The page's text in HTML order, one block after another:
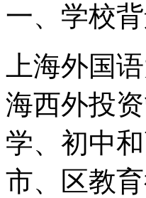
一、学校
上海外国
海西外投
学、初中
市、区教